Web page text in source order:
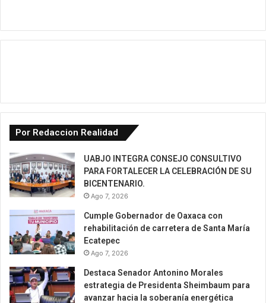
Por Redaccion Realidad
UABJO INTEGRA CONSEJO CONSULTIVO
PARA FORTALECER LA CELEBRACIÓN DE SU
BICENTENARIO.
Ago 7, 2026
Cumple Gobernador de Oaxaca con
rehabilitación de carretera de Santa María
Ecatepec
Ago 7, 2026
Destaca Senador Antonino Morales
estrategia de Presidenta Sheimbaum para
avanzar hacia la soberanía energética